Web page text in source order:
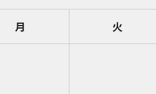
月 火